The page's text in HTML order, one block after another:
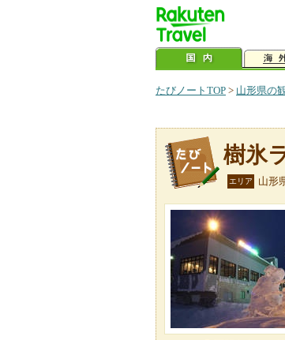
たびノートTOP > 山形県の
樹氷
エリア 山形